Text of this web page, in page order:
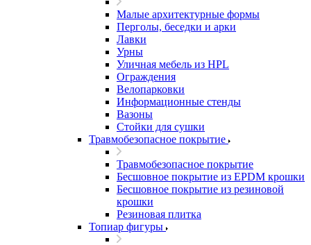
Малые архитектурные формы
Перголы, беседки и арки
Лавки
Урны
Уличная мебель из HPL
Ограждения
Велопарковки
Информационные стенды
Вазоны
Стойки для сушки
Травмобезопасное покрытие
Травмобезопасное покрытие
Бесшовное покрытие из EPDM крошки
Бесшовное покрытие из резиновой
крошки
Резиновая плитка
Топиар фигуры